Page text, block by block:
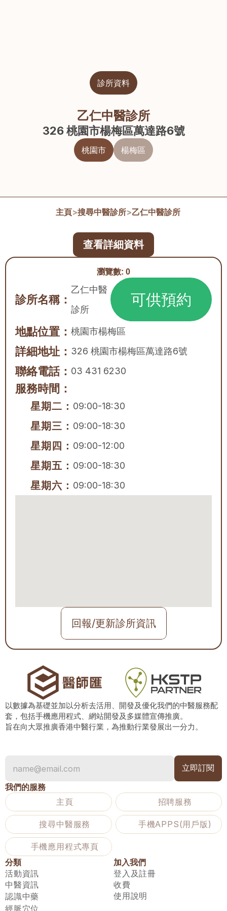
診所資料
乙仁中醫診所
326 桃園市楊梅區萬達路6號
桃園市 楊梅區
主頁>搜尋中醫診所>乙仁中醫診所
瀏覽數: 0
診所名稱：
乙仁中醫
診所
可供預約
地點位置： 桃園市楊梅區
詳細地址： 326 桃園市楊梅區萬達路6號
聯絡電話： 03 431 6230
服務時間：
星期二： 09:00-18:30
星期三： 09:00-18:30
星期四： 09:00-12:00
星期五： 09:00-18:30
星期六： 09:00-18:30
回報/更新診所資訊
查看詳細資料
以數據為基礎並加以分析去活用、開發及優化我們的中醫服務配
套，包括手機應用程式、網站開發及多媒體宣傳推廣。
旨在向大眾推廣香港中醫行業，為推動行業發展出一分力。
我們的服務
主頁
招聘服務
搜尋中醫服務 手機APPS(用戶版)
手機應用程式專頁
分類
活動資訊
中醫資訊
認識中藥
經脈穴位
加入我們
登入及註冊
收費
使用說明